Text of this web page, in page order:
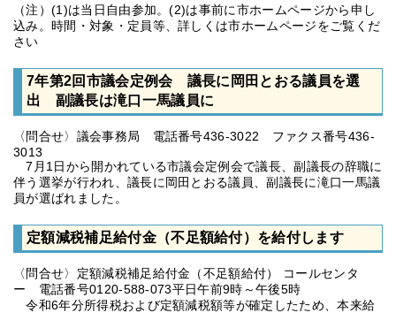
（注）(1)は当日自由参加。(2)は事前に市ホームページから申し
込み。時間・対象・定員等、詳しくは市ホームページをご覧くだ
さい
7年第2回市議会定例会 議長に岡田とおる議員を選
出 副議長は滝口一馬議員に
〈問合せ〉議会事務局 電話番号436-3022 ファクス番号436-
3013
7月1日から開かれている市議会定例会で議長、副議長の辞職に
伴う選挙が行われ、議長に岡田とおる議員、副議長に滝口一馬議
員が選ばれました。
定額減税補足給付金（不足額給付）を給付します
〈問合せ〉定額減税補足給付金（不足額給付） コールセンタ
ー 電話番号0120-588-073平日午前9時～午後5時
令和6年分所得税および定額減税額等が確定したため、本来給